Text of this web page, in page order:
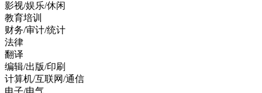
影视/娱乐/休闲
教育培训
财务/审计/统计
法律
翻译
编辑/出版/印刷
计算机/互联网/通信
电子/电气